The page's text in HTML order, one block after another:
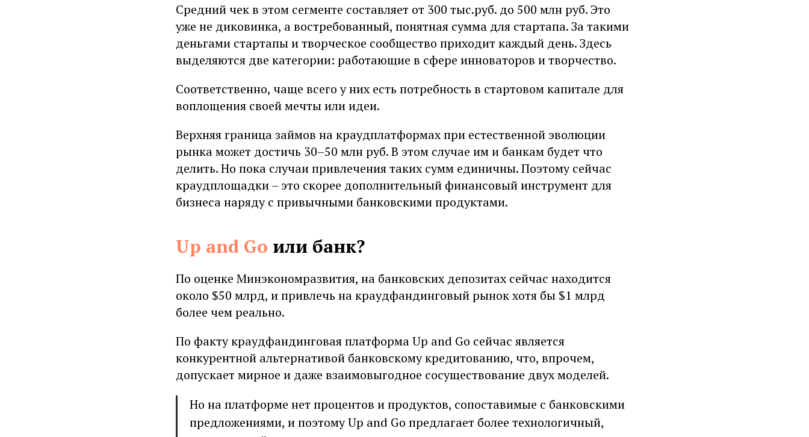
Средний чек в этом сегменте составляет от 300 тыс.руб. до 500 млн руб. Это
уже не диковинка, а востребованный, понятная сумма для стартапа. За такими
деньгами стартапы и творческое сообщество приходит каждый день. Здесь
выделяются две категории: работающие в сфере инноваторов и творчество.
Соответственно, чаще всего у них есть потребность в стартовом капитале для
воплощения своей мечты или идеи.
Верхняя граница займов на краудплатформах при естественной эволюции
рынка может достичь 30–50 млн руб. В этом случае им и банкам будет что
делить. Но пока случаи привлечения таких сумм единичны. Поэтому сейчас
краудплощадки – это скорее дополнительный финансовый инструмент для
бизнеса наряду с привычными банковскими продуктами.
Up and Go или банк?
По оценке Минэкономразвития, на банковских депозитах сейчас находится
около $50 млрд, и привлечь на краудфандинговый рынок хотя бы $1 млрд
более чем реально.
По факту краудфандинговая платформа Up and Go сейчас является
конкурентной альтернативой банковскому кредитованию, что, впрочем,
допускает мирное и даже взаимовыгодное сосуществование двух моделей.
Но на платформе нет процентов и продуктов, сопоставимые с банковскими
предложениями, и поэтому Up and Go предлагает более технологичный,